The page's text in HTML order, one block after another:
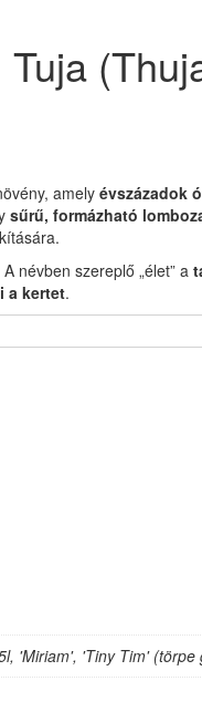
Tuja
amely évszázadok
sűrű, formázható
névben szereplő „élet” a
a kertet.
'Miriam', 'Tiny Tim' (törpe